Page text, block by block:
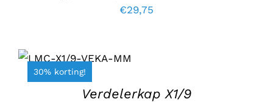
€29,75
30% korting!
WINKELWAGEN
/
DETAILS
Verdelerkap X1/9